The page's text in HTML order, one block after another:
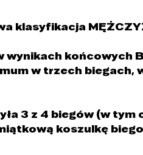
klasyfikacja
końcowych
w trzech biegach,
3 z 4 biegów (w
koszulkę